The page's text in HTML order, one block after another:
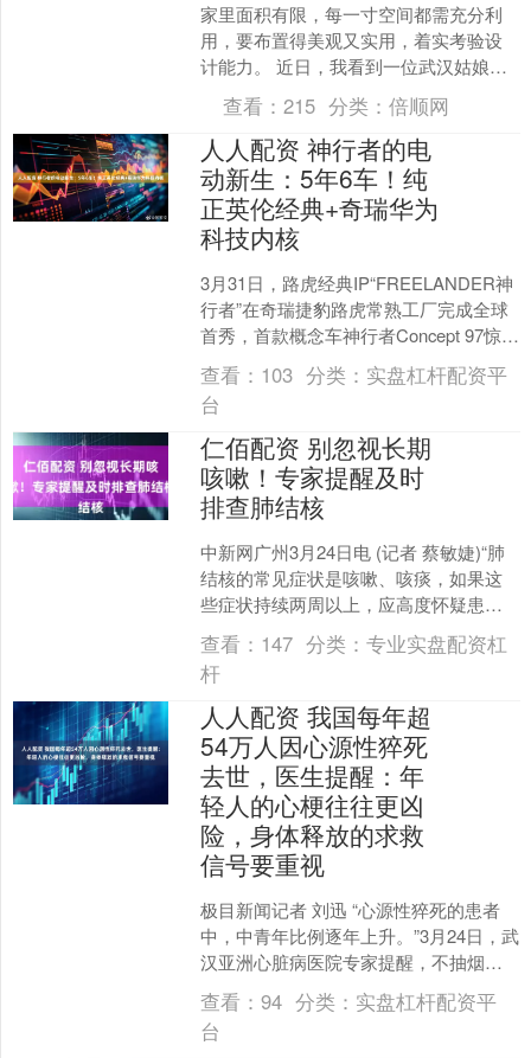
家里面积有限，每一寸空间都需充分利
用，要布置得美观又实用，着实考验设
计能力。 近日，我看到一位武汉姑娘
（@婷哥）的100㎡户型，家中玄关、卫
生间、客厅书房、阳台....
查看： 215 分类： 倍顺网
人人配资 神行者的电
动新生：5年6车！纯
正英伦经典+奇瑞华为
科技内核
3月31日，路虎经典IP“FREELANDER神
行者”在奇瑞捷豹路虎常熟工厂完成全球
首秀，首款概念车神行者Concept 97惊艳
亮相。 随着最后一台燃油版揽胜....
查看： 103 分类： 实盘杠杆配资平
台
仁佰配资 别忽视长期
咳嗽！专家提醒及时
排查肺结核
中新网广州3月24日电 (记者 蔡敏婕)“肺
结核的常见症状是咳嗽、咳痰，如果这
些症状持续两周以上，应高度怀疑患有
肺结核，应及时到结核病定点医疗机构
诊治。”广州市....
查看： 147 分类：专业实盘配资杠
杆
人人配资 我国每年超
54万人因心源性猝死
去世，医生提醒：年
轻人的心梗往往更凶
险，身体释放的求救
信号要重视
极目新闻记者 刘迅 “心源性猝死的患者
中，中青年比例逐年上升。”3月24日，武
汉亚洲心脏病医院专家提醒，不抽烟、
不喝酒，不代表没有心脏疾病，若存在
的隐匿性心脏问....
查看：94 分类： 实盘杠杆配资平
台